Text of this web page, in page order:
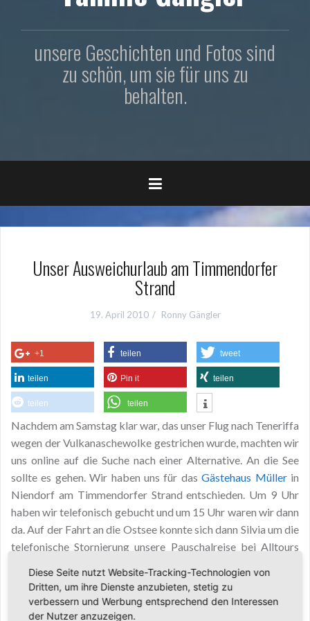
unsere Geschichten und Fotos sind
zu schön, um sie für uns zu
behalten.
Unser Ausweichurlaub am Timmendorfer
Strand
19. April 2010 Ronny Gängler
+1 teilen tweet
teilen Pin it teilen
teilen teilen
Nachdem am Samstag klar war, das unser Flug nach Teneriffa
wegen der Vulkanaschewolke gestrichen wurde, machten wir
uns online auf die Suche nach einer Alternative. An die See
sollte es gehen. Wir haben uns für dasGästehaus Müllerin
Niendorf am Timmendorfer Strand entschieden. Um 9 Uhr
haben wir telefonisch gebucht und um 15 Uhr waren wir dann
da. Auf der Fahrt an die Ostsee konnte sich dann Silvia um die
telefonische Stornierung unsere Pauschalreise bei Alltours
endlich durchgekommen und konnte unsere Reise
problemlos stornieren. Alle Kosten werden von Alltours
erstattet.
Diese Seite nutzt Website-Tracking-Technologien von
Dritten, um ihre Dienste anzubieten, stetig zu
verbessern und Werbung entsprechend den Interessen
der Nutzer anzuzeigen.